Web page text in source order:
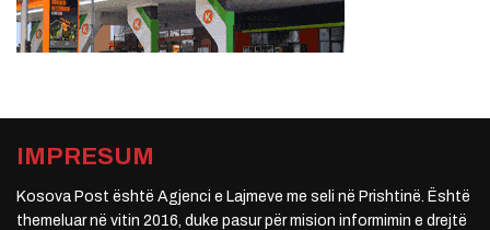
IMPRESUM
Kosova Post është Agjenci e Lajmeve me seli në Prishtinë. Është
themeluar në vitin 2016, duke pasur për mision informimin e drejtë